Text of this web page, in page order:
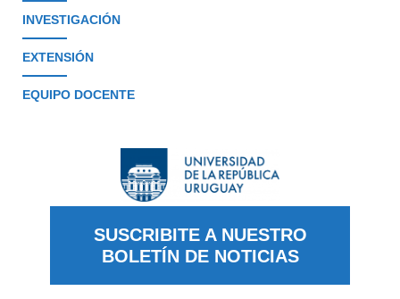
INVESTIGACIÓN
EXTENSIÓN
EQUIPO DOCENTE
SUSCRIBITE A NUESTRO
BOLETÍN DE NOTICIAS